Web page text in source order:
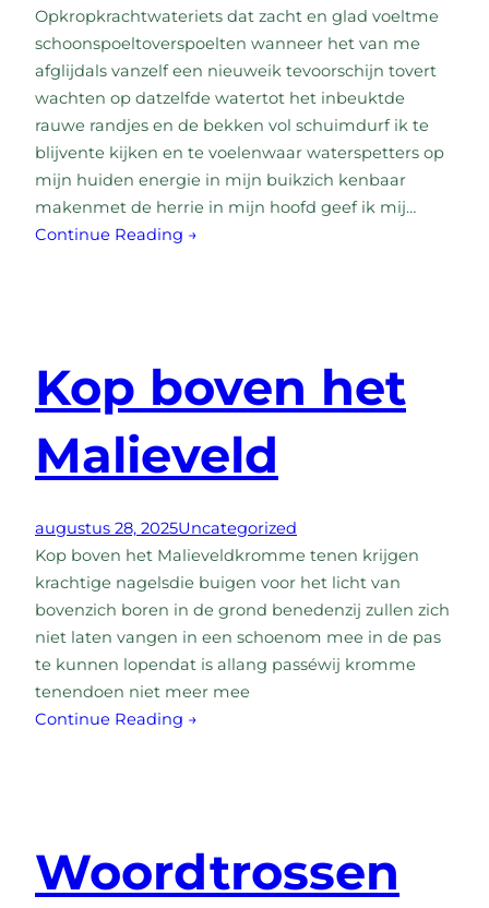
Opkropkrachtwateriets dat zacht en glad voeltme
schoonspoeltoverspoelten wanneer het van me
afglijdals vanzelf een nieuweik tevoorschijn tovert
wachten op datzelfde watertot het inbeuktde
rauwe randjes en de bekken vol schuimdurf ik te
blijvente kijken en te voelenwaar waterspetters op
mijn huiden energie in mijn buikzich kenbaar
makenmet de herrie in mijn hoofd geef ik mij…
Continue Reading →
Kop boven het
Malieveld
augustus 28, 2025Uncategorized
Kop boven het Malieveldkromme tenen krijgen
krachtige nagelsdie buigen voor het licht van
bovenzich boren in de grond benedenzij zullen zich
niet laten vangen in een schoenom mee in de pas
te kunnen lopendat is allang passéwij kromme
tenendoen niet meer mee
Continue Reading →
Woordtrossen